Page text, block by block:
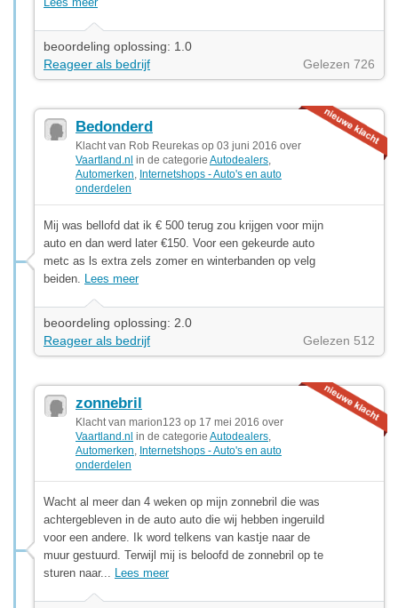
beoordeling oplossing: 1.0
Reageer als bedrijf
Gelezen 726
Bedonderd
Klacht van Rob Reurekas op 03 juni 2016 over
Vaartland.nl in de categorie Autodealers
Automerken Internetshops - Auto's en auto
onderdelen
Mij was bellofd dat ik € 500 terug zou krijgen voor mijn
auto en dan werd later €150. Voor een gekeurde auto
metc as ls extra zels zomer en winterbanden op velg
beiden. Lees meer
beoordeling oplossing: 2.0
Reageer als bedrijf
Gelezen 512
zonnebril
Klacht van marion123 op 17 mei 2016 over
Vaartland.nl in de categorie Autodealers
Automerken Internetshops - Auto's en auto
onderdelen
Wacht al meer dan 4 weken op mijn zonnebril die was
achtergebleven in de auto auto die wij hebben ingeruild
voor een andere. Ik word telkens van kastje naar de
muur gestuurd. Terwijl mij is beloofd de zonnebril op te
sturen naar... Lees meer